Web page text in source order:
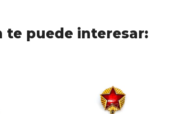
te puede interesar: